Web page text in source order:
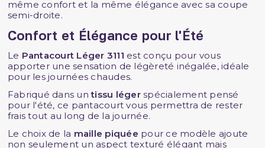
même confort et la même élégance avec sa coupe
semi-droite.
Confort et Élégance pour l'Été
Le Pantacourt Léger 3111 est conçu pour vous
apporter une sensation de légèreté inégalée, idéale
pour les journées chaudes.
Fabriqué dans untissu légerspécialement pensé
pour l'été, ce pantacourt vous permettra de rester
frais tout au long de la journée.
Le choix de la maille piquée pour ce modèle ajoute
non seulement un aspect texturé élégant mais